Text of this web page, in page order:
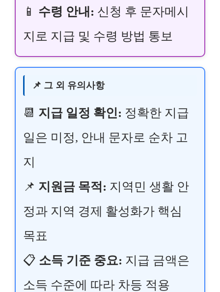
📱 수령 안내: 신청 후 문자메시
지로 지급 및 수령 방법 통보
📌 그 외 유의사항
📆 지급 일정 확인: 정확한 지급
일은 미정, 안내 문자로 순차 고
지
📌 지원금 목적: 지역민 생활 안
정과 지역 경제 활성화가 핵심
목표
📋 소득 기준 중요: 지급 금액은
소득 수준에 따라 차등 적용